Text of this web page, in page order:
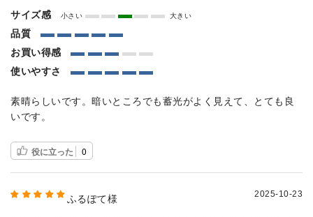
サイズ感 小さい 大きい
品質
お買い得感
使いやすさ
素晴らしいです。暗いところでも蓄光がよく見えて、とても良
いです。
役に立った 0
ふるぽて様 2025-10-23